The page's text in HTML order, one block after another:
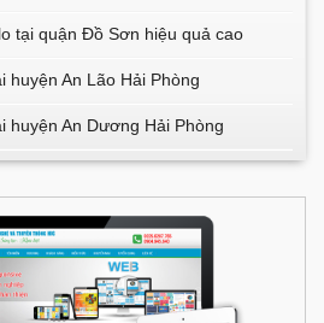
tại quận Đồ Sơn hiệu quả cao
huyện An Lão Hải Phòng
huyện An Dương Hải Phòng